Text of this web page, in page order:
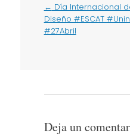
Post
navigation
← Día Internacional
Diseño #ESCAT
#27Abril
Deja un